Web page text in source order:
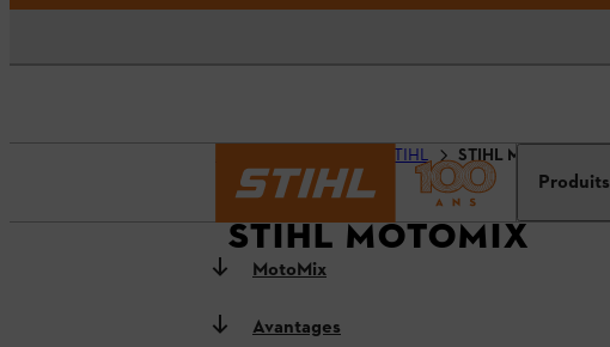
Produits
Technologie STIHL STIHL MotoMix
STIHL MOTOMIX
MotoMix
Avantages